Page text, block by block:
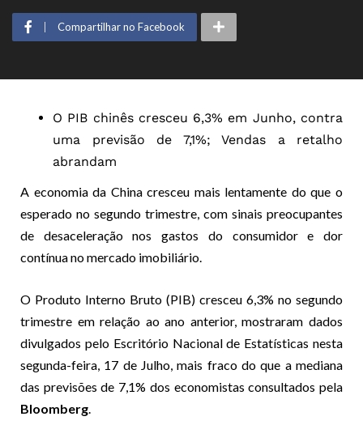
Compartilhar no Facebook
O PIB chinês cresceu 6,3% em Junho, contra
uma previsão de 7,1%; Vendas a retalho
abrandam
A economia da China cresceu mais lentamente do que o
esperado no segundo trimestre, com sinais preocupantes
de desaceleração nos gastos do consumidor e dor
contínua no mercado imobiliário.
O Produto Interno Bruto (PIB) cresceu 6,3% no segundo
trimestre em relação ao ano anterior, mostraram dados
divulgados pelo Escritório Nacional de Estatísticas nesta
segunda-feira, 17 de Julho, mais fraco do que a mediana
das previsões de 7,1% dos economistas consultados pela
Bloomberg.